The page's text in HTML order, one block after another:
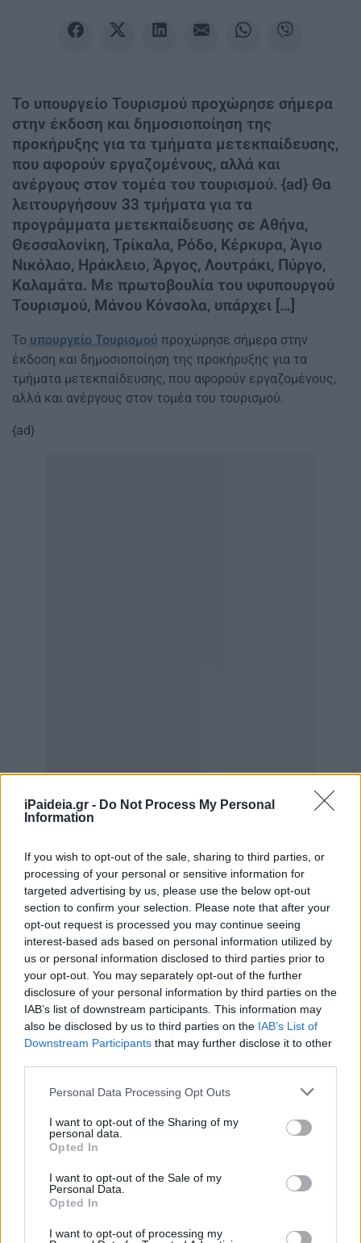
iPaideia.gr - Do Not Process My Personal
Information
If you wish to opt-out of the sale, sharing to third parties, or
processing of your personal or sensitive information for
targeted advertising by us, please use the below opt-out
section to confirm your selection. Please note that after your
opt-out request is processed you may continue seeing
interest-based ads based on personal information utilized by
us or personal information disclosed to third parties prior to
your opt-out. You may separately opt-out of the further
disclosure of your personal information by third parties on the
IAB’s list of downstream participants. This information may
also be disclosed by us to third parties on the IAB’s List of
Downstream Participants that may further disclose it to other
Please note that this website/app uses one or more Google
not limited to your visit or usage behaviour. You may click to
grant or deny consent to Google and its third-party tags to
use your data for below specified purposes in below Google
consent section.
Personal Data Processing Opt Outs
I want to opt-out of the Sharing of my
personal data.
Opted In
I want to opt-out of the Sale of my
Personal Data.
Opted In
I want to opt-out of processing my
Το υπουργείο Τουρισμού προχώρησε σήμερα
στην έκδοση και δημοσιοποίηση της
προκήρυξης για τα τμήματα μετεκπαίδευσης,
που αφορούν εργαζομένους, αλλά και
ανέργους στον τομέα του τουρισμού. {ad} Θα
λειτουργήσουν 33 τμήματα για τα
προγράμματα μετεκπαίδευσης σε Αθήνα,
Θεσσαλονίκη, Τρίκαλα, Ρόδο, Κέρκυρα, Άγιο
Νικόλαο, Ηράκλειο, Άργος, Λουτράκι, Πύργο,
Καλαμάτα. Με πρωτοβουλία του υφυπουργού
Τουρισμού, Μάνου Κόνσολα, υπάρχει […]
Το υπουργείο Τουρισμού προχώρησε σήμερα στην
έκδοση και δημοσιοποίηση της προκήρυξης για τα
τμήματα μετεκπαίδευσης, που αφορούν εργαζομένους,
αλλά και ανέργους στον τομέα του τουρισμού.
{ad}
Θα λειτουργήσουν 33 τμήματα για τα προγράμματα
μετεκπαίδευσης σε Αθήνα, Θεσσαλονίκη, Τρίκαλα, Ρόδο,
Κέρκυρα, Άγιο Νικόλαο, Ηράκλειο, Άργος, Λουτράκι,
Πύργο, Καλαμάτα.
Με πρωτοβουλία του υφυπουργού Τουρισμού, Μάνου
Κόνσολα, υπάρχει φέτος μια σημαντική καινοτομία στα
τμήματα μετεκπαίδευσης: Η αύξηση της συμμετοχής
ποσόστωση από το 20% στο 40%, ενώ αυξήθηκε και το
όριο υπολογισμού του χρόνου ανεργίας για τη
18 μήνες.
Η υποβολή των αιτήσεων θα γίνει ηλεκτρονικά στις